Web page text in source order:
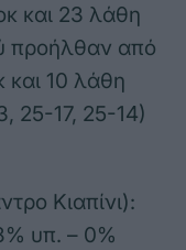
και 23 λάθη
προήλθαν από
και 10 λάθη
25-17, 25-14)
Κιαπίνι):
υπ. – 0%